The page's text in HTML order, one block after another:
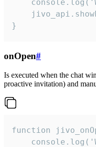
}
onOpen#
Is executed when the chat
proactive invitation) and
function